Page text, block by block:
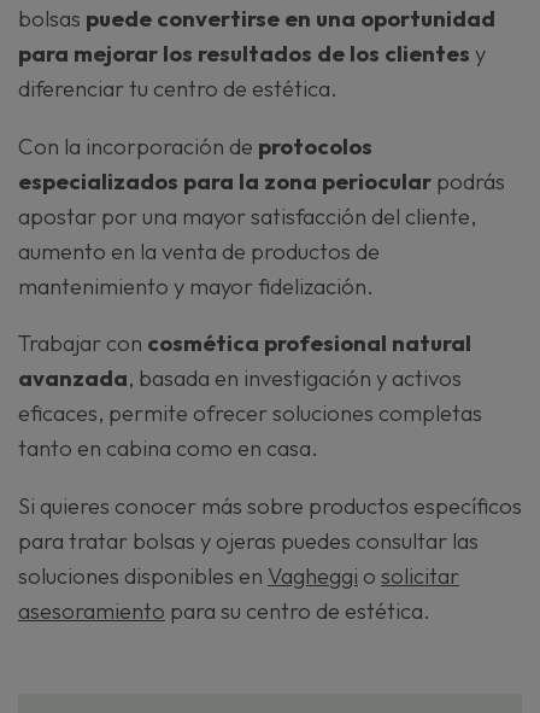
bolsas puede convertirse en una oportunidad
para mejorar los resultados de los clientes y
diferenciar tu centro de estética.
Con la incorporación de protocolos
especializados para la zona periocular podrás
apostar por una mayor satisfacción del cliente,
aumento en la venta de productos de
mantenimiento y mayor fidelización.
Trabajar con cosmética profesional natural
avanzada, basada en investigación y activos
eficaces, permite ofrecer soluciones completas
tanto en cabina como en casa.
Si quieres conocer más sobre productos específicos
para tratar bolsas y ojeras puedes consultar las
soluciones disponibles en Vagheggi o solicitar
asesoramiento para su centro de estética.